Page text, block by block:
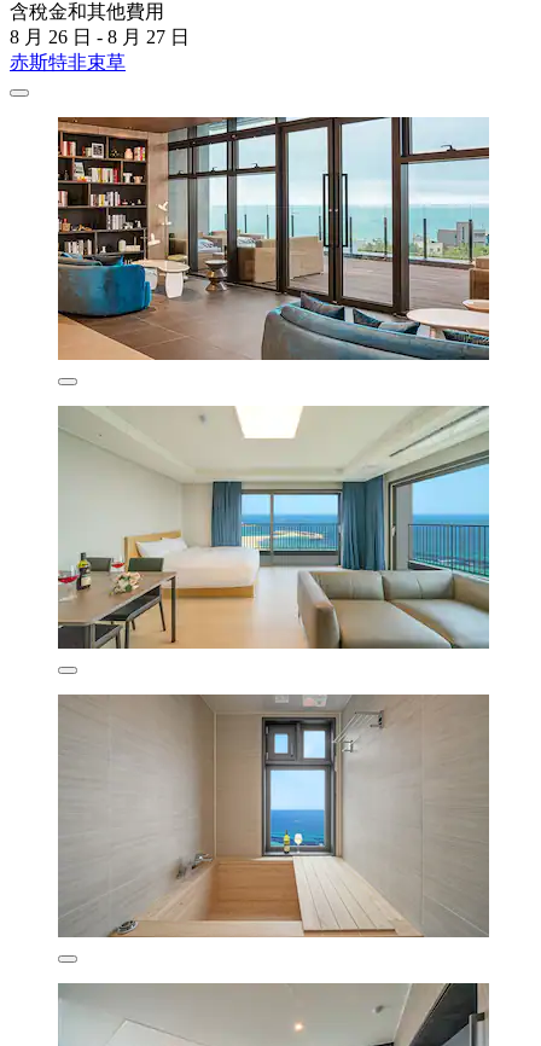
含稅金和其他費用
8 月 26 日 - 8 月 27 日
赤斯特非束草